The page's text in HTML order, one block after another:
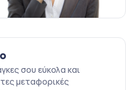
σου εύκολα και
μεταφορικές